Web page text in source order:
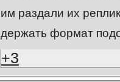
им раздали их
держать формат
+3